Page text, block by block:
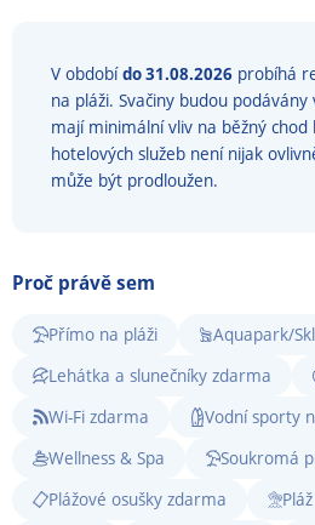
V obdobído 31.08.2026 probíhá
na pláži. Svačiny budou
mají minimální vliv na běžný chod
hotelových služeb není nijak
může být prodloužen.
Proč právě sem
Přímo na pláži
Aquapark/
Lehátka a slunečníky zdarma
Wi-Fi zdarma
Vodní sporty
Wellness & Spa
Soukromá
Plážové osušky zdarma